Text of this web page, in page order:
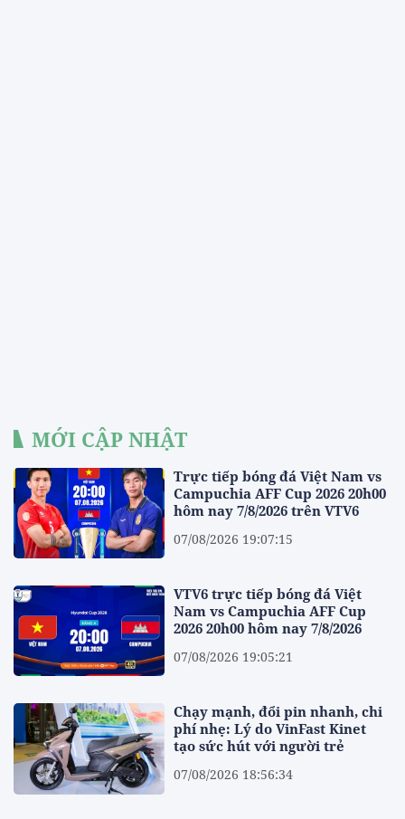
MỚI CẬP NHẬT
Trực tiếp bóng đá Việt Nam vs
Campuchia AFF Cup 2026 20h00
hôm nay 7/8/2026 trên VTV6
07/08/2026 19:07:15
VTV6 trực tiếp bóng đá Việt
Nam vs Campuchia AFF Cup
2026 20h00 hôm nay 7/8/2026
07/08/2026 19:05:21
Chạy mạnh, đổi pin nhanh, chi
phí nhẹ: Lý do VinFast Kinet
tạo sức hút với người trẻ
07/08/2026 18:56:34